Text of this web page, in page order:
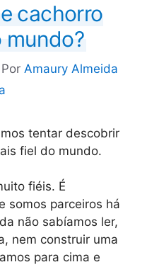
cachorro
mundo?
Por Amaury Almeida
tentar descobrir
fiel do mundo.
fiéis. É
somos parceiros há
não sabíamos ler,
nem construir uma
para cima e